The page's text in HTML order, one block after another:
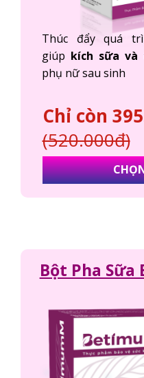
Chỉ còn
Thúc đẩy quá
giúp kích sữa
phụ nữ sau sinh
Bột Pha Sữa
(520.000đ)